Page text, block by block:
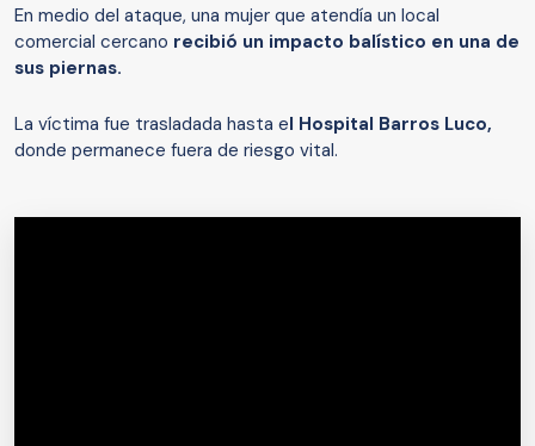
En medio del ataque, una mujer que atendía un local
comercial cercano recibió un impacto balístico en una de
sus piernas.
La víctima fue trasladada hasta el Hospital Barros Luco,
donde permanece fuera de riesgo vital.